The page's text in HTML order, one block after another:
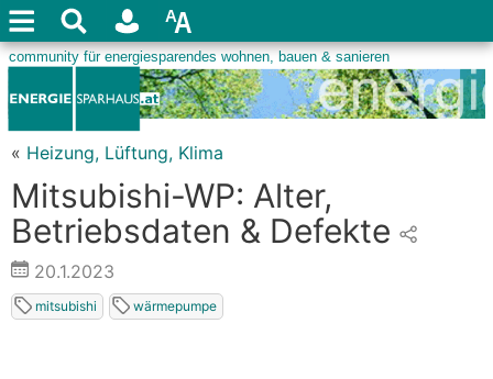
« Heizung, Lüftung, Klima
Mitsubishi-WP: Alter,
Betriebsdaten & Defekte
20.1.2023
mitsubishi wärmepumpe